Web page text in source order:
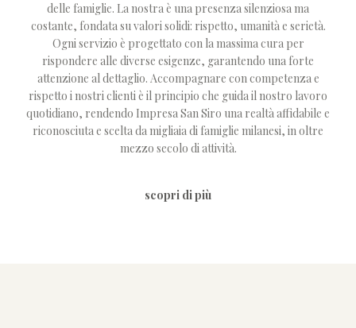
delle famiglie. La nostra è una presenza silenziosa ma
costante, fondata su valori solidi: rispetto, umanità e serietà.
Ogni servizio è progettato con la massima cura per
rispondere alle diverse esigenze, garantendo una forte
attenzione al dettaglio. Accompagnare con competenza e
rispetto i nostri clienti è il principio che guida il nostro lavoro
quotidiano, rendendo Impresa San Siro una realtà affidabile e
riconosciuta e scelta da migliaia di famiglie milanesi, in oltre
mezzo secolo di attività.
scopri di più